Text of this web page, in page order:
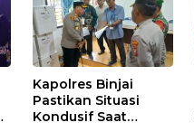
Kapolres Binjai
Pastikan Situasi
Kondusif Saat